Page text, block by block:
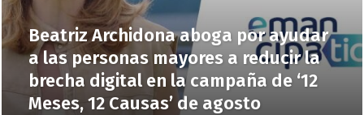
Beatriz Archidona aboga por ayudar
a las personas mayores a reducir la
brecha digital en la campaña de ‘12
Meses, 12 Causas’ de agosto